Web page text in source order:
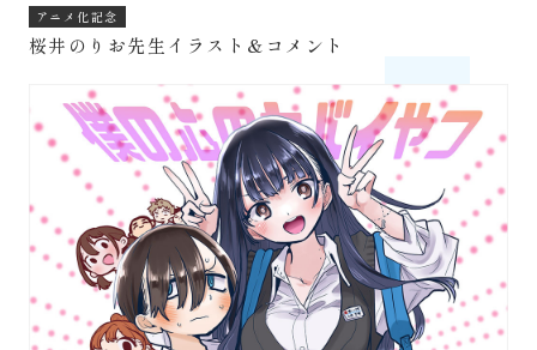
アニメ化記念
桜井のりお先生イラスト＆コメント